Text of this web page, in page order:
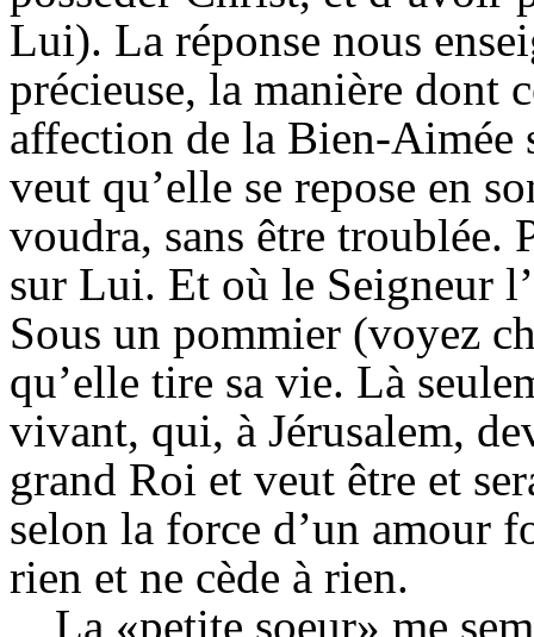
Lui). La réponse nous
précieuse, la manière dont
affection de la Bien-Aimée
veut qu’elle se repose en
voudra, sans être troublée.
sur Lui. Et où le Seigneur
Sous un pommier (voyez
qu’elle tire sa vie. Là
vivant, qui, à Jérusalem,
grand Roi et veut être et
selon la force d’un amour
rien et ne cède à rien.
La «petite soeur» me